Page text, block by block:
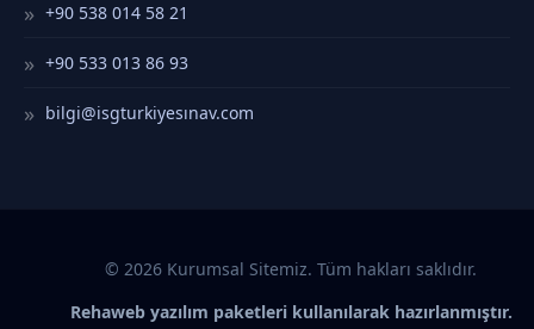
+90 538 014 58 21
+90 533 013 86 93
bilgi@isgturkiyesınav.com
© 2026 Kurumsal Sitemiz. Tüm hakları saklıdır.
Rehaweb yazılım paketleri kullanılarak hazırlanmıştır.